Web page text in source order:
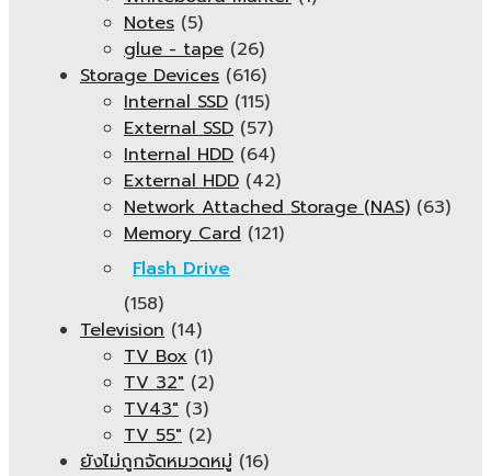
Notes (5)
glue - tape (26)
Storage Devices (616)
Internal SSD (115)
External SSD (57)
Internal HDD (64)
External HDD (42)
Network Attached Storage (NAS) (63)
Memory Card (121)
Flash Drive
(158)
Television (14)
TV Box (1)
TV 32" (2)
TV43" (3)
TV 55" (2)
ยังไม่ถูกจัดหมวดหมู่ (16)